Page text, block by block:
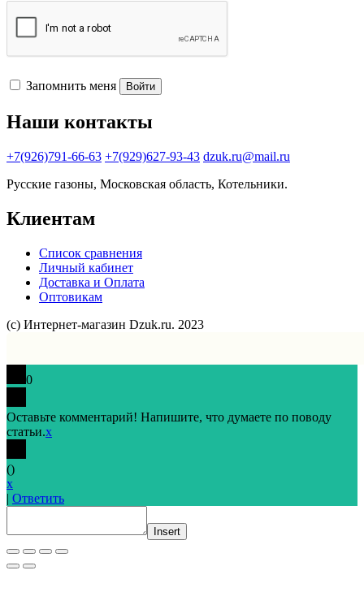
Запомнить меня Войти
Наши контакты
+7(926)791-66-63 +7(929)627-93-43 dzuk.ru@mail.ru
Русские газоны, Московская область, Котельники.
Клиентам
Список сравнения
Личный кабинет
Доставка и Оплата
Оптовикам
(с) Интернет-магазин Dzuk.ru. 2023
0
Оставьте комментарий! Напишите, что думаете по поводу
статьи.x
()
x
| Ответить
Insert